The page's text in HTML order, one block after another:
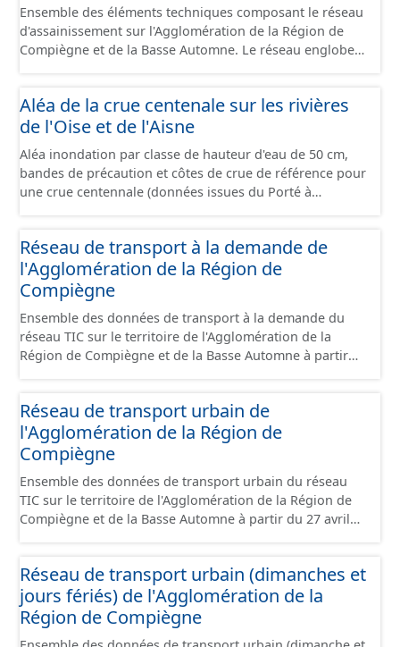
Ensemble des éléments techniques composant le réseau
d'assainissement sur l'Agglomération de la Région de
Compiègne et de la Basse Automne. Le réseau englobe à
branchements et ouvrages fonctionnels (regard, station,
poste de refoulement, vanne, décharge, dessableur,
Aléa de la crue centenale sur les rivières
de l'Oise et de l'Aisne
Aléa inondation par classe de hauteur d'eau de 50 cm,
bandes de précaution et côtes de crue de référence pour
une crue centennale (données issues du Porté à
Réseau de transport à la demande de
l'Agglomération de la Région de
Compiègne
Ensemble des données de transport à la demande du
réseau TIC sur le territoire de l'Agglomération de la
Région de Compiègne et de la Basse Automne à partir
théorique de lignes. Le transport à la demande étant
spécifique, le parcours peut-être modifié selon les
demandes de dessertes aux différents arrêts. - le lieux
d'arrêt logique. Il correspond à une spécialisation de la
notion normalisée IFOPT de LIEU D'ARRÊT (STOP PLACE
en anglais): lieu comprenant un ou plusieurs
emplacements où les véhicules peuvent s’arrêter et où
ne contiendra que des possibilités d’accès à des
véhicules d’un même mode (le mode desservi sera donc
l’un de ses attributs). Il correspond à ce qui est souvent
appelé arrêt commercial (mais les vocabulaires
Réseau de transport urbain de
l'Agglomération de la Région de
Compiègne
Ensemble des données de transport urbain du réseau
TIC sur le territoire de l'Agglomération de la Région de
Compiègne et de la Basse Automne à partir du 27 avril
spécialisation de la notion normalisée IFOPT de LIEU
D'ARRÊT (STOP PLACE en anglais): lieu comprenant un
ou plusieurs emplacements où les véhicules peuvent
s’arrêter et où les voyageurs peuvent monter à bord ou
Réseau de transport urbain (dimanches et
jours fériés) de l'Agglomération de la
Région de Compiègne